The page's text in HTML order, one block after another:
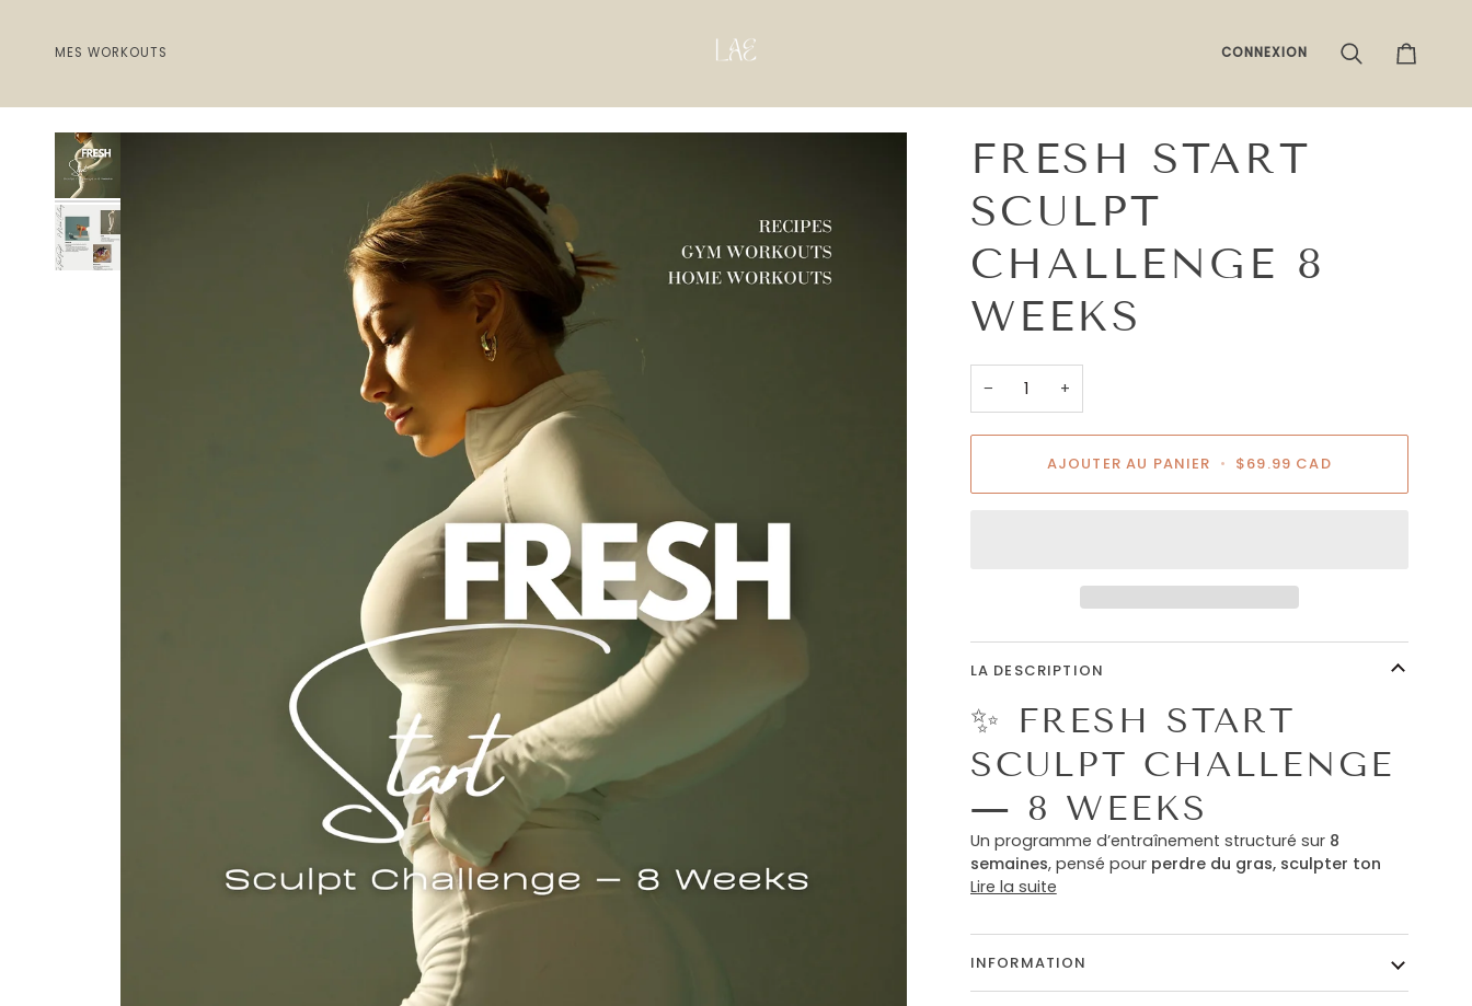
contenuMES WORKOUTS CONNEXION RecherchePanier
FRESH START
SCULPT
CHALLENGE 8
WEEKS
− +
AJOUTER AU PANIER • $69.99 CAD
LA DESCRIPTION
✨ FRESH START
SCULPT CHALLENGE
— 8 WEEKS
Un programme d’entraînement structuré sur 8
semaines, pensé pour perdre du gras, sculpter ton
Lire la suite
INFORMATION